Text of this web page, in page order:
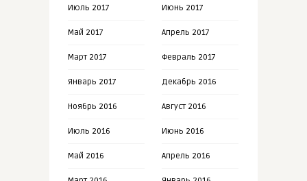
Июль 2017 Июнь 2017
Май 2017 Апрель 2017
Март 2017 Февраль 2017
Январь 2017 Декабрь 2016
Ноябрь 2016 Август 2016
Июль 2016 Июнь 2016
Май 2016 Апрель 2016